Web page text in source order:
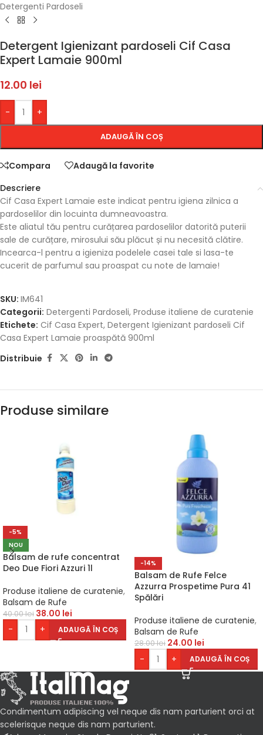
Detergenti Pardoseli
Detergent Igienizant pardoseli Cif Casa
Expert Lamaie 900ml
12.00 lei
- +
ADAUGĂ ÎN COȘ
Compara
Adaugă la favorite
Descriere
Cif Casa Expert Lamaie este indicat pentru igiena zilnica a
pardoselilor din locuinta dumneavoastra.
Este aliatul tău pentru curățarea pardoselilor datorită puterii
sale de curățare, mirosului său plăcut și nu necesită clătire.
Incearca-l pentru a igieniza podelele casei tale si lasa-te
cucerit de parfumul sau proaspat cu note de lamaie!
SKU: IM641
Categorii: Detergenti Pardoseli, Produse italiene de curatenie
Etichete: Cif Casa Expert, Detergent Igienizant pardoseli Cif
Casa Expert Lamaie proaspătă 900ml
Distribuie
Produse similare
-5%
NOU
Balsam de rufe concentrat
Deo Due Fiori Azzuri 1l
Produse italiene de curatenie,
Balsam de Rufe
40.00lei 38.00 lei
-
+ ADAUGĂ ÎN COȘ
-14%
Balsam de Rufe Felce
Azzurra Prospetime Pura 41
Spălări
Produse italiene de curatenie,
Balsam de Rufe
28.00lei 24.00 lei
-
+ ADAUGĂ ÎN COȘ
Condimentum adipiscing vel neque dis nam parturient orci at
scelerisque neque dis nam parturient.